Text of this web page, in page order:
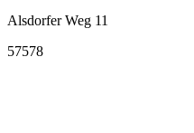
Alsdorfer Weg 11
57578